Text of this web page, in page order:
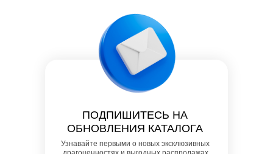
ПОДПИШИТЕСЬ НА
ОБНОВЛЕНИЯ КАТАЛОГА
Узнавайте первыми о новых эксклюзивных